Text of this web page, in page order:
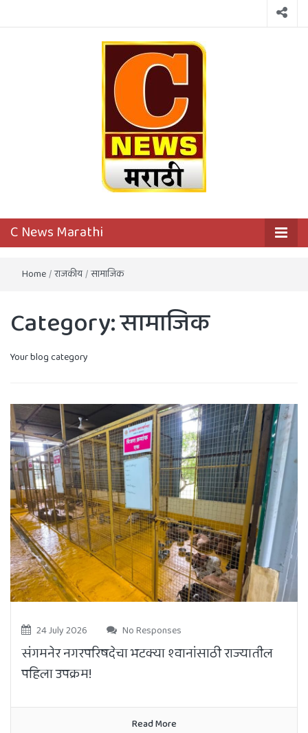
C News
Marathi
C News Marathi
Home/राजकीय/सामाजिक
Category:सामाजिक
Your blog category
24 July 2026 No Responses
संगमनेर नगरपरिषदेचा भटक्या श्वानांसाठी राज्यातील
पहिला उपक्रम!
Read More